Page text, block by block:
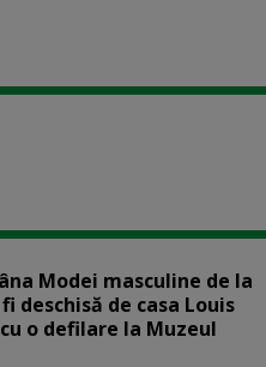
Modei masculine de la
deschisă de casa Louis
o defilare la Muzeul